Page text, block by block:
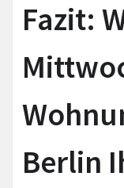
Fazit:
Berlin